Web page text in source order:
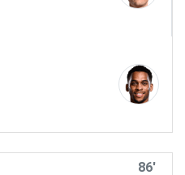
86'